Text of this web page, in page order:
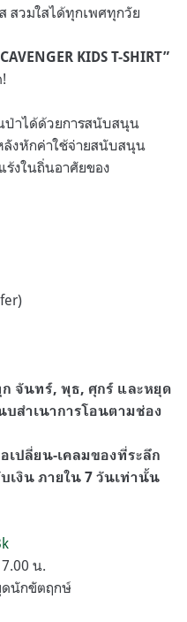
สวมใสได้ทุกเพศทุกวัย
KIDS T-SHIRT”
ป่าได้ด้วยการสนับสนุน
ลังหักค่าใช้จ่ายสนับสนุน
ร้งในถิ่นอาศัยของ
จันทร์, พุธ, ศุกร์ และหยุด
สำเนาการโอนตามช่อง
เปลี่ยน-เคลมของที่ระลึก
เงิน ภายใน 7 วันเท่านั้น
น.
ดนักขัตฤกษ์